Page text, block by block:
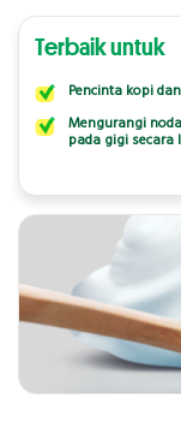
Terbaik untuk
Pencinta kopi
Mengurangi
pada gigi secara